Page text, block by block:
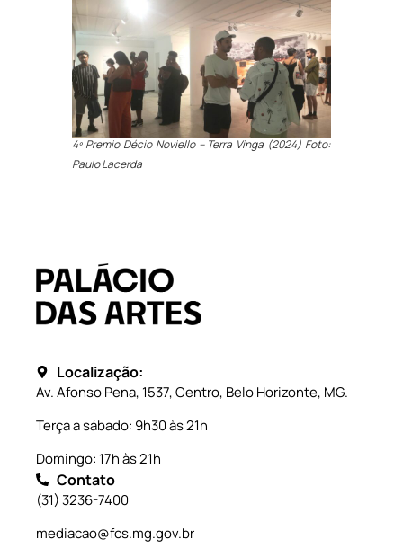
4º Premio Décio Noviello – Terra Vinga (2024) Foto:
Paulo Lacerda
Localização:
Av. Afonso Pena, 1537, Centro, Belo Horizonte, MG.
Terça a sábado: 9h30 às 21h
Domingo: 17h às 21h
Contato
(31) 3236-7400
mediacao@fcs.mg.gov.br